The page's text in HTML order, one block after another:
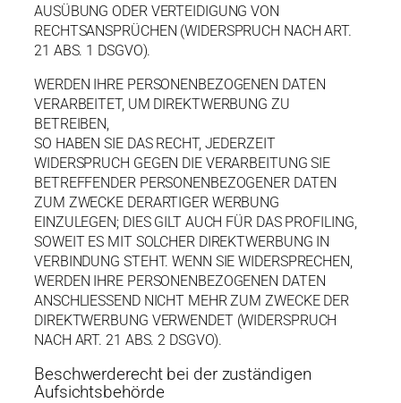
AUSÜBUNG ODER VERTEIDIGUNG VON
RECHTSANSPRÜCHEN (WIDERSPRUCH NACH ART.
21 ABS. 1 DSGVO).
WERDEN IHRE PERSONENBEZOGENEN DATEN
VERARBEITET, UM DIREKTWERBUNG ZU
BETREIBEN,
SO HABEN SIE DAS RECHT, JEDERZEIT
WIDERSPRUCH GEGEN DIE VERARBEITUNG SIE
BETREFFENDER PERSONENBEZOGENER DATEN
ZUM ZWECKE DERARTIGER WERBUNG
EINZULEGEN; DIES GILT AUCH FÜR DAS PROFILING,
SOWEIT ES MIT SOLCHER DIREKTWERBUNG IN
VERBINDUNG STEHT. WENN SIE WIDERSPRECHEN,
WERDEN IHRE PERSONENBEZOGENEN DATEN
ANSCHLIESSEND NICHT MEHR ZUM ZWECKE DER
DIREKTWERBUNG VERWENDET (WIDERSPRUCH
NACH ART. 21 ABS. 2 DSGVO).
Beschwerderecht bei der zuständigen
Aufsichtsbehörde